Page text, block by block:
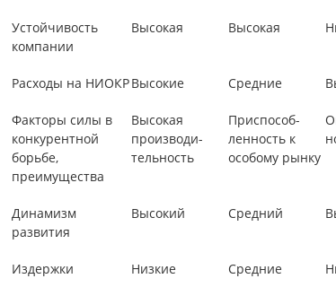
Устойчивость
компании
Высокая Высокая
Расходы на НИОКРВысокие Средние
Факторы силы в
конкурентной
борьбе,
преимущества
Высокая
производи-
тельность
Приспособ-
ленность к
особому рынку
Динамизм
развития
Высокий Средний
Издержки Низкие Средние